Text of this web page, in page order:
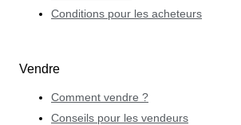
Conditions pour les acheteurs
Vendre
Comment vendre ?
Conseils pour les vendeurs